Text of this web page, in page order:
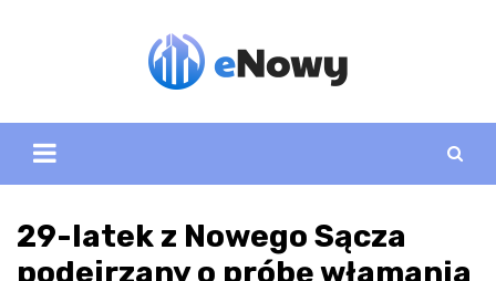
29-latek z Nowego Sącza
podejrzany o próbę włamania